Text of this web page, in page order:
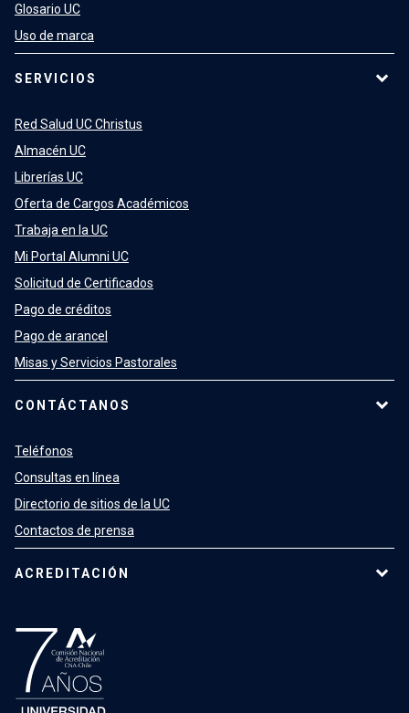
Glosario UC
Uso de marca
SERVICIOS
Red Salud UC Christus
Almacén UC
Librerías UC
Oferta de Cargos Académicos
Trabaja en la UC
Mi Portal Alumni UC
Solicitud de Certificados
Pago de créditos
Pago de arancel
Misas y Servicios Pastorales
CONTÁCTANOS
Teléfonos
Consultas en línea
Directorio de sitios de la UC
Contactos de prensa
ACREDITACIÓN